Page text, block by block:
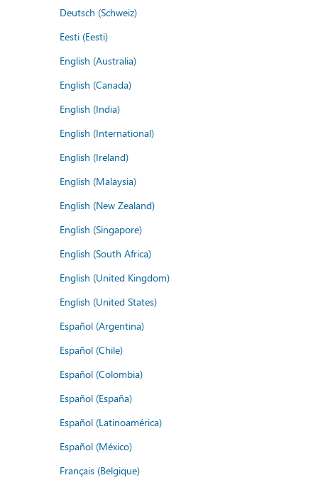
Deutsch (Schweiz)
Eesti (Eesti)
English (Australia)
English (Canada)
English (India)
English (International)
English (Ireland)
English (Malaysia)
English (New Zealand)
English (Singapore)
English (South Africa)
English (United Kingdom)
English (United States)
Español (Argentina)
Español (Chile)
Español (Colombia)
Español (España)
Español (Latinoamérica)
Español (México)
Français (Belgique)